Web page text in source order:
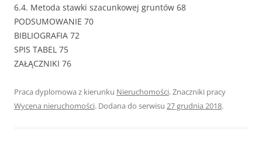
6.4. Metoda stawki szacunkowej gruntów 68
PODSUMOWANIE 70
BIBLIOGRAFIA 72
SPIS TABEL 75
ZAŁĄCZNIKI 76
Praca dyplomowa z kierunku Nieruchomości. Znaczniki pracy
Wycena nieruchomości. Dodana do serwisu 27 grudnia 2018.